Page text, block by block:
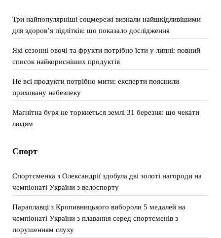
Три найпопулярніші соцмережі визнали найшкідливішими
для здоров’я підлітків: що показало дослідження
Які сезонні овочі та фрукти потрібно їсти у липні: повний
список найкорисніших продуктів
Не всі продукти потрібно мити: експерти пояснили
приховану небезпеку
Магнітна буря не торкнеться землі 31 березня: що чекати
людям
Спорт
Спортсменка з Олександрії здобула дві золоті нагороди на
чемпіонаті України з велоспорту
Параплавці з Кропивницького вибороли 5 медалей на
чемпіонаті України з плавання серед спортсменів з
порушенням слуху